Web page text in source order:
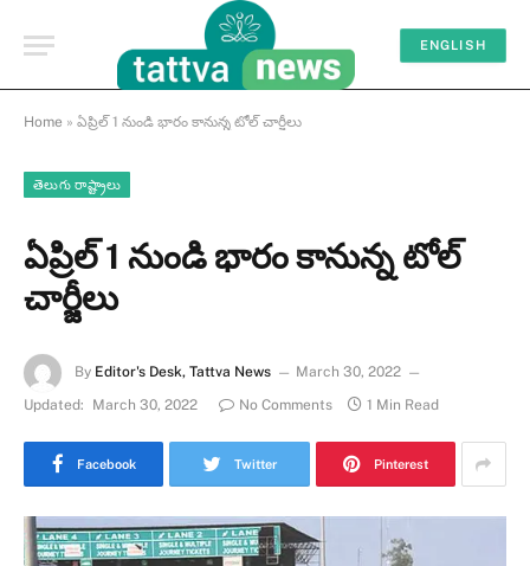
ENGLISH
Home » ఏప్రిల్ 1 నుండి భారం కానున్న టోల్ చార్జీలు
తెలుగు రాష్ట్రాలు
ఏప్రిల్ 1 నుండి భారం కానున్న టోల్
చార్జీలు
By Editor's Desk, Tattva News
March 30, 2022
Updated:
March 30, 2022 No Comments 1 Min Read
Facebook Twitter Pinterest